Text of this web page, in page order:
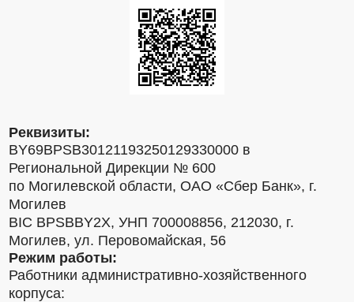
Реквизиты:
BY69BPSB30121193250129330000 в
Региональной Дирекции № 600
по Могилевской области, ОАО «Сбер Банк», г.
Могилев
BIC BPSBBY2X, УНП 700008856, 212030, г.
Могилев, ул. Перовомайская, 56
Режим работы:
Работники административно-хозяйственного
корпуса: